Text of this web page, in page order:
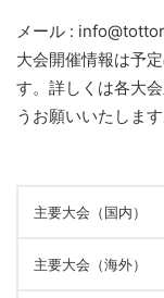
メール :
大会開催情報は予
す。詳しくは各大
うお願いいたします
主要大会（国内）
主要大会（海外）